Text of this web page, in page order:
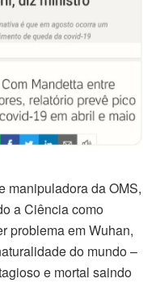
manipuladora da OMS,
a Ciência como
problema em Wuhan,
do mundo –
e mortal saindo